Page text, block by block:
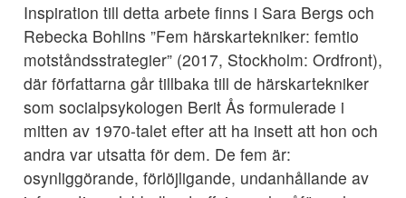
Inspiration till detta arbete finns i Sara Bergs och
Rebecka Bohlins ”Fem härskartekniker: femtio
motståndsstrategier” (2017, Stockholm: Ordfront),
där författarna går tillbaka till de härskartekniker
som socialpsykologen Berit Ås formulerade i
mitten av 1970-talet efter att ha insett att hon och
andra var utsatta för dem. De fem är:
osynliggörande, förlöjligande, undanhållande av